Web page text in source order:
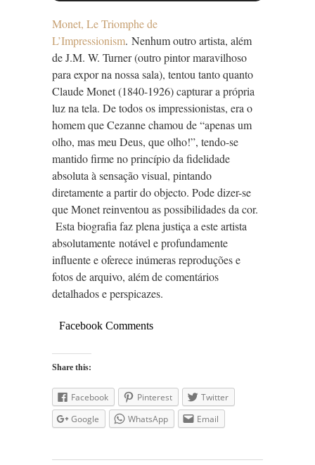
Monet, Le Triomphe de
L’Impressionism. Nenhum outro artista, além
de J.M. W. Turner (outro pintor maravilhoso
para expor na nossa sala), tentou tanto quanto
Claude Monet (1840-1926) capturar a própria
luz na tela. De todos os impressionistas, era o
homem que Cezanne chamou de “apenas um
olho, mas meu Deus, que olho!”, tendo-se
mantido firme no princípio da fidelidade
absoluta à sensação visual, pintando
diretamente a partir do objecto. Pode dizer-se
que Monet reinventou as possibilidades da cor.
Esta biografia faz plena justiça a este artista
absolutamente notável e profundamente
influente e oferece inúmeras reproduções e
fotos de arquivo, além de comentários
detalhados e perspicazes.
Facebook Comments
Share this:
Facebook Pinterest
Twitter
Google
WhatsApp Email